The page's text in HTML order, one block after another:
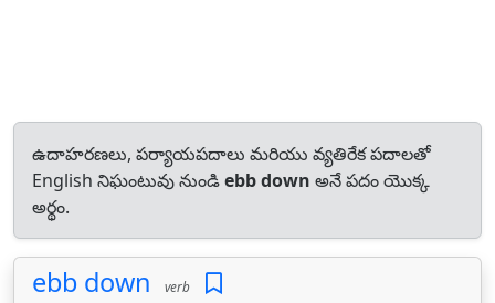
ఉదాహరణలు, పర్యాయపదాలు మరియు వ్యతిరేక పదాలతో
English నిఘంటువు నుండిebb down అనే పదం యొక్క
అర్థం.
ebb down verb